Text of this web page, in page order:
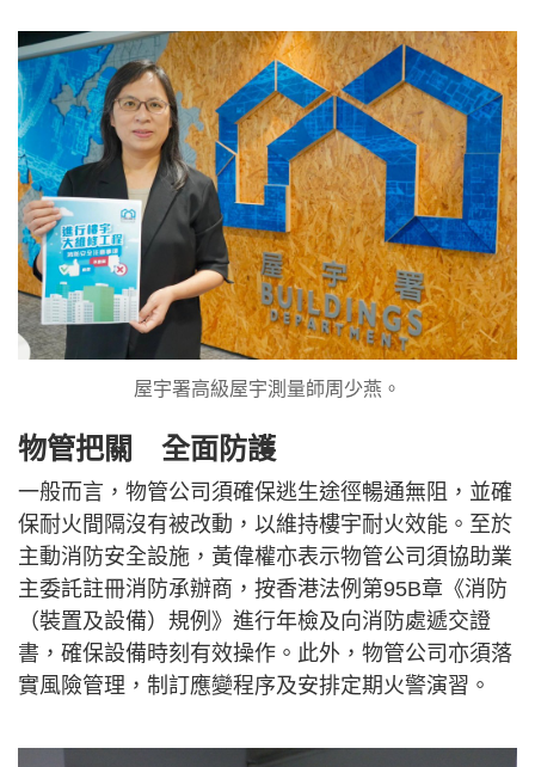
屋宇署高級屋宇測量師周少燕。
物管把關 全面防護
一般而言，物管公司須確保逃生途徑暢通無阻，並確
保耐火間隔沒有被改動，以維持樓宇耐火效能。至於
主動消防安全設施，黃偉權亦表示物管公司須協助業
主委託註冊消防承辦商，按香港法例第95B章《消防
（裝置及設備）規例》進行年檢及向消防處遞交證
書，確保設備時刻有效操作。此外，物管公司亦須落
實風險管理，制訂應變程序及安排定期火警演習。